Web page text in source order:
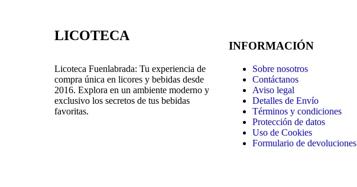
LICOTECA
Licoteca Fuenlabrada: Tu experiencia de
compra única en licores y bebidas desde
2016. Explora en un ambiente moderno y
exclusivo los secretos de tus bebidas
favoritas.
INFORMACIÓN
Sobre nosotros
Contáctanos
Aviso legal
Detalles de Envío
Términos y condiciones
Protección de datos
Uso de Cookies
Formulario de devoluciones